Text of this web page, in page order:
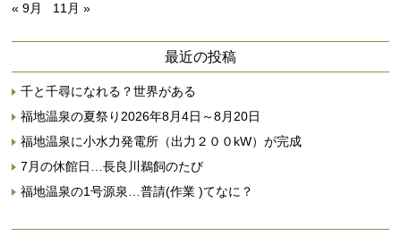
« 9月 11月 »
最近の投稿
千と千尋になれる？世界がある
福地温泉の夏祭り2026年8月4日～8月20日
福地温泉に小水力発電所（出力２００kW）が完成
7月の休館日…長良川鵜飼のたび
福地温泉の1号源泉…普請(作業 )てなに？